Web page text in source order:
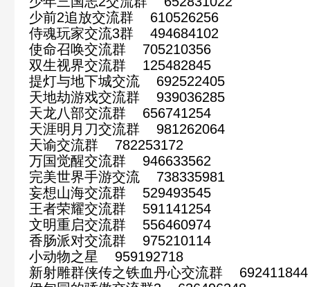
少前2追放交流群 610526256
侍魂玩家交流3群 494684102
使命召唤交流群 705210356
双生视界交流群 125482845
提灯与地下城交流 692522405
天地劫游戏交流群 939036285
天龙八部交流群 656741254
天涯明月刀交流群 981262064
天谕交流群 782253172
万国觉醒交流群 946633562
完美世界手游交流 738335981
妄想山海交流群 529493545
王者荣耀交流群 591141254
文明重启交流群 556460974
香肠派对交流群 975210114
小动物之星 959192718
新射雕群侠传之铁血丹心交流群 692411844